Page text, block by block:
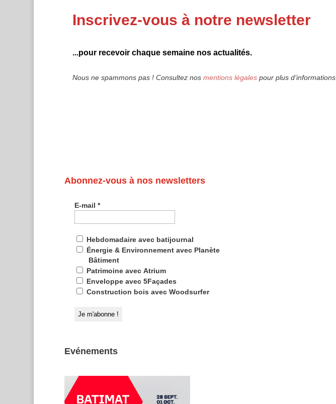
Inscrivez-vous à notre newsletter
...pour recevoir chaque semaine nos actualités.
Nous ne spammons pas ! Consultez nos mentions légalespour plus d’informations.
Abonnez-vous à nos newsletters
E-mail *
Hebdomadaire avec batijournal
Énergie & Environnement avec Planète
Bâtiment
Patrimoine avec Atrium
Enveloppe avec 5Façades
Construction bois avec Woodsurfer
Evénements